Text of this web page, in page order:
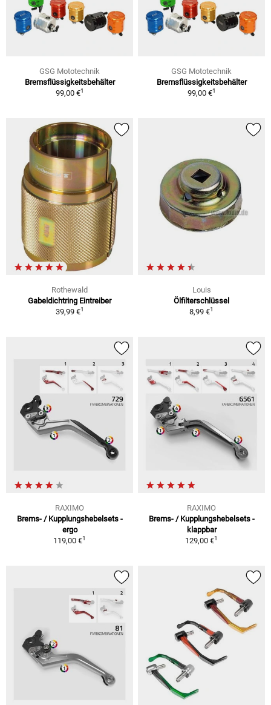
GSG Mototechnik
Bremsflüssigkeitsbehälter
99,00 €1
GSG Mototechnik
Bremsflüssigkeitsbehälter
99,00 €1
Rothewald
Gabeldichtring Eintreiber
39,99 €1
Louis
Ölfilterschlüssel
8,99 €1
RAXIMO
Brems- / Kupplungshebelsets -
ergo
119,00 €1
RAXIMO
Brems- / Kupplungshebelsets -
klappbar
129,00 €1